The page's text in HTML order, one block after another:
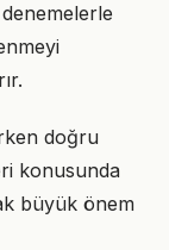
doğru
konusunda
büyük önem